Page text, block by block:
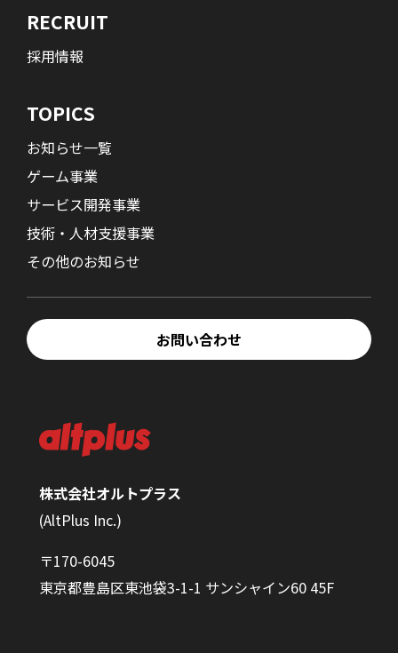
株式会社オルトプラス
(AltPlus Inc.)
〒170-6045
東京都豊島区東池袋3-1-1 サンシャイン60 45F
RECRUIT
採用情報
TOPICS
お知らせ一覧
ゲーム事業
サービス開発事業
技術・人材支援事業
その他のお知らせ
お問い合わせ